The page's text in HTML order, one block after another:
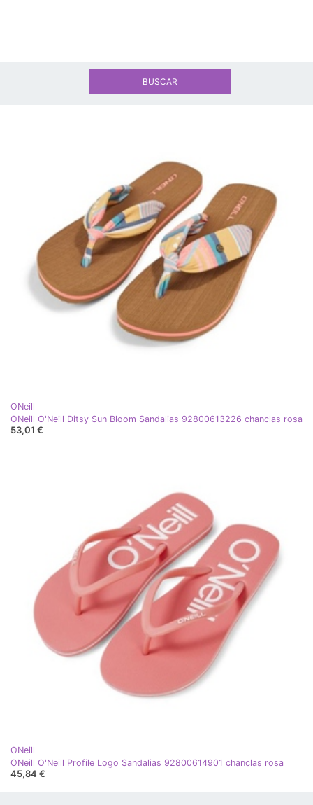
ONeill
ONeill O'Neill Ditsy Sun Bloom Sandalias 92800613226 chanclas rosa
53,01 €
ONeill
ONeill O'Neill Profile Logo Sandalias 92800614901 chanclas rosa
45,84 €
BUSCAR